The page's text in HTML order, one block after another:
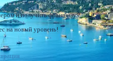
и получить франшизу?
на новый уровень!